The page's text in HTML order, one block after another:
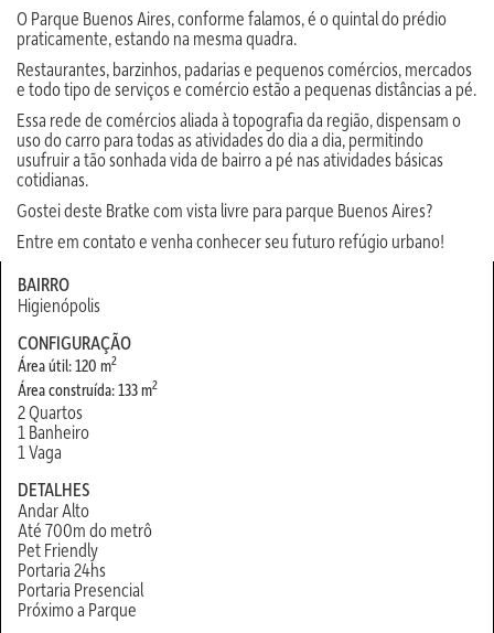
O Parque Buenos Aires, conforme falamos, é o quintal do prédio
praticamente, estando na mesma quadra.
Restaurantes, barzinhos, padarias e pequenos comércios, mercados
e todo tipo de serviços e comércio estão a pequenas distâncias a pé.
Essa rede de comércios aliada à topografia da região, dispensam o
uso do carro para todas as atividades do dia a dia, permitindo
usufruir a tão sonhada vida de bairro a pé nas atividades básicas
cotidianas.
Gostei deste Bratke com vista livre para parque Buenos Aires?
Entre em contato e venha conhecer seu futuro refúgio urbano!
BAIRRO
Higienópolis
CONFIGURAÇÃO
Área útil: 120 m2
Área construída: 133 m2
2 Quartos
1 Banheiro
1 Vaga
DETALHES
Andar Alto
Até 700m do metrô
Pet Friendly
Portaria 24hs
Portaria Presencial
Próximo a Parque